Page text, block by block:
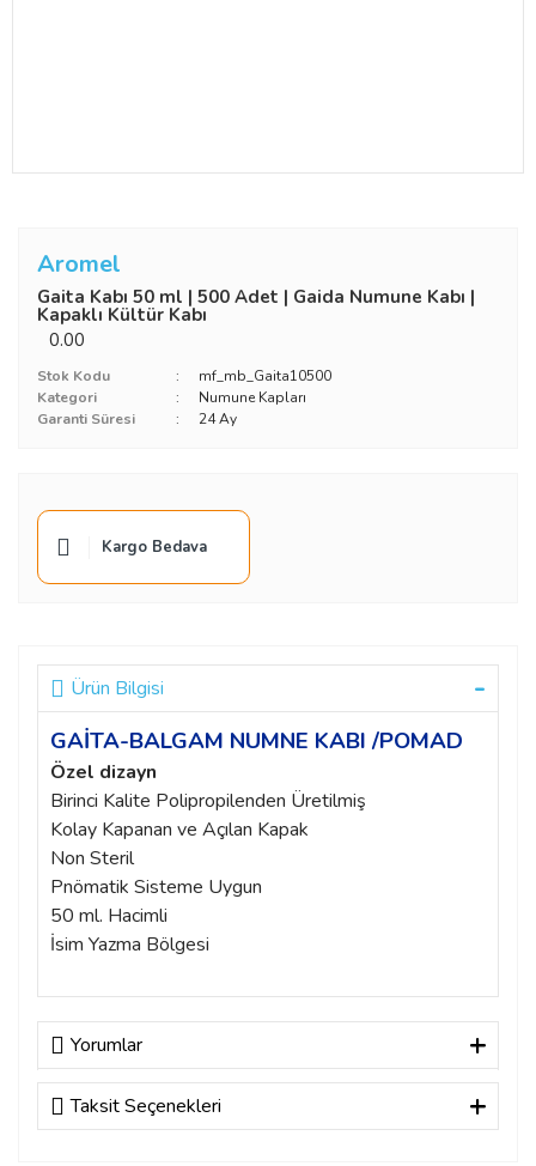
Aromel
Gaita Kabı 50 ml | 500 Adet | Gaida Numune Kabı |
Kapaklı Kültür Kabı
0.00
Stok Kodu
mf_mb_Gaita10500
Kategori
Numune Kapları
Garanti Süresi
24 Ay
Kargo Bedava
Ürün Bilgisi
GAİTA-BALGAM NUMNE KABI /POMAD
Özel dizayn
Birinci Kalite Polipropilenden Üretilmiş
Kolay Kapanan ve Açılan Kapak
Non Steril
Pnömatik Sisteme Uygun
50 ml. Hacimli
İsim Yazma Bölgesi
Yorumlar
Bu ürüne ilk yorumu siz yapın!
Taksit Seçenekleri